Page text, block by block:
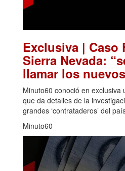
Exclusiva | Caso
Sierra Nevada:
llamar los
Minuto60 conoció en
que da detalles de la
grandes ‘contrataderos’ del
Minuto60